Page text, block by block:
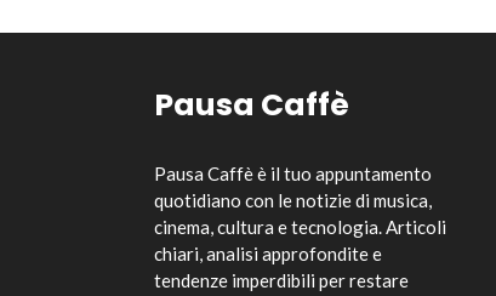
Pausa Caffè
Pausa Caffè è il tuo appuntamento
quotidiano con le notizie di musica,
cinema, cultura e tecnologia. Articoli
chiari, analisi approfondite e
tendenze imperdibili per restare